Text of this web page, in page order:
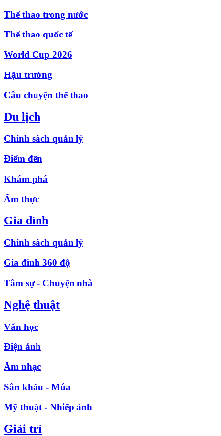
Thể thao trong nước
Thể thao quốc tế
World Cup 2026
Hậu trường
Câu chuyện thể thao
Du lịch
Chính sách quản lý
Điểm đến
Khám phá
Ẩm thực
Gia đình
Chính sách quản lý
Gia đình 360 độ
Tâm sự - Chuyện nhà
Nghệ thuật
Văn học
Điện ảnh
Âm nhạc
Sân khấu - Múa
Mỹ thuật - Nhiếp ảnh
Giải trí